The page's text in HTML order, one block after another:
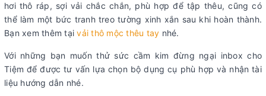
hơi thô ráp, sợi vải chắc chắn, phù hợp để tập thêu, cũng có
thể làm một bức tranh treo tường xinh xắn sau khi hoàn thành.
Bạn xem thêm tạivải thô mộc thêu tay nhé.
Với những bạn muốn thử sức cầm kim đừng ngại inbox cho
Tiệm để được tư vấn lựa chọn bộ dụng cụ phù hợp và nhận tài
liệu hướng dẫn nhé.